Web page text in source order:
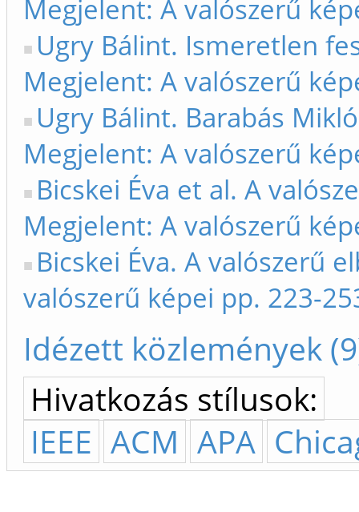
Megjelent: A valószerű
Ugry Bálint. Ismeretlen
Megjelent: A valószerű
Ugry Bálint. Barabás
Megjelent: A valószerű
Bicskei Éva et al. A
Megjelent: A valószerű
Bicskei Éva. A valószerű
valószerű képei pp. 223-
Idézett közlemények
Hivatkozás stílusok:
IEEE ACM APA